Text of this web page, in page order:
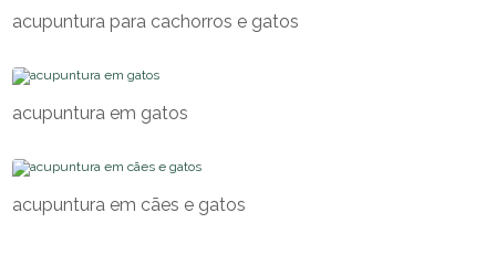
acupuntura para cachorros e gatos
acupuntura em gatos
acupuntura em cães e gatos